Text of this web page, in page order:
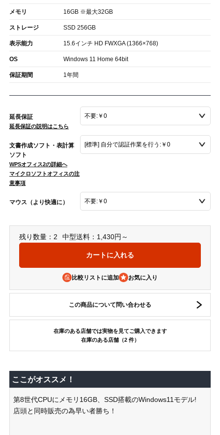
メモリ 16GB ※最大32GB
ストレージ SSD 256GB
表示能力 15.6インチ HD FWXGA (1366×768)
OS Windows 11 Home 64bit
保証期間 1年間
延長保証
延長保証の説明はこちら
文書作成ソフト・表計算
ソフト
WPSオフィス2の詳細へ
マイクロソフトオフィスの注
意事項
マウス（より快適に）
残り数量：2 中型送料：1,430円～
比較リストに追加
この商品について問い合わせる
在庫のある店舗では実物を見てご購入できます
在庫のある店舗（2 件）
ここがオススメ！
第8世代CPUにメモリ16GB、SSD搭載のWindows11モデル!
店頭と同時販売の為早い者勝ち！